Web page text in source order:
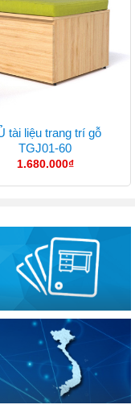
tài liệu trang trí gỗ
TGJ01-60
1.680.000₫